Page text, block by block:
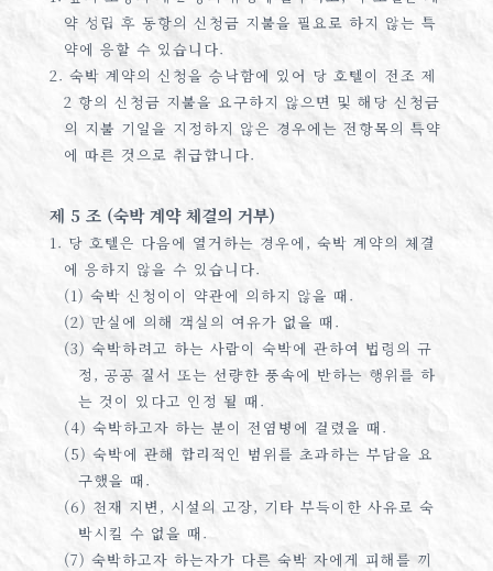
약 성립 후 동항의 신청금 지불을 필요로 하지 않는 특
약에 응할 수 있습니다.
2. 숙박 계약의 신청을 승낙함에 있어 당 호텔이 전조 제
2 항의 신청금 지불을 요구하지 않으면 및 해당 신청금
의 지불 기일을 지정하지 않은 경우에는 전항목의 특약
에 따른 것으로 취급합니다.
제 5 조 (숙박 계약 체결의 거부)
1. 당 호텔은 다음에 열거하는 경우에, 숙박 계약의 체결
에 응하지 않을 수 있습니다.
(1) 숙박 신청이이 약관에 의하지 않을 때.
(2) 만실에 의해 객실의 여유가 없을 때.
(3) 숙박하려고 하는 사람이 숙박에 관하여 법령의 규
정, 공공 질서 또는 선량한 풍속에 반하는 행위를 하
는 것이 있다고 인정 될 때.
(4) 숙박하고자 하는 분이 전염병에 걸렸을 때.
(5) 숙박에 관해 합리적인 범위를 초과하는 부담을 요
구했을 때.
(6) 천재 지변, 시설의 고장, 기타 부득이한 사유로 숙
박시킬 수 없을 때.
(7) 숙박하고자 하는자가 다른 숙박 자에게 피해를 끼